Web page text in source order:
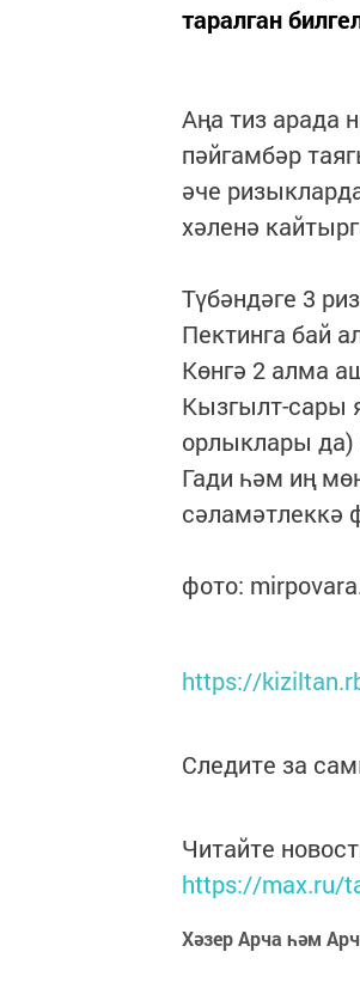
таралган
Аңа тиз арада
пәйгамбәр
әче
хәленә
Түбәндәге 3
Пектинга бай
Көнгә 2 алма
Кызгылт-сары
орлыклары да)
Гади һәм иң
сәламәтлеккә
фото:
https://
Следите за
Читайте
https://max.ru/
Хәзер Арча һәм